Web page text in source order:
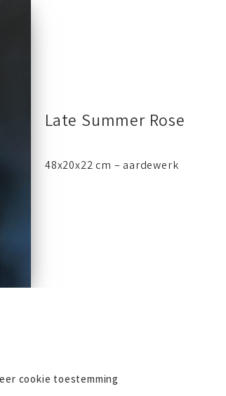
cookie toestemming
Late Summer Rose
48x20x22 cm – aardewerk